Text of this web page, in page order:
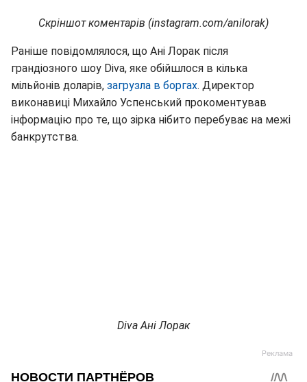
Скріншот коментарів (instagram.com/anilorak)
Раніше повідомлялося, що Ані Лорак після
грандіозного шоу Diva, яке обійшлося в кілька
мільйонів доларів, загрузла в боргах. Директор
виконавиці Михайло Успенський прокоментував
інформацію про те, що зірка нібито перебуває на межі
банкрутства.
Diva Ані Лорак